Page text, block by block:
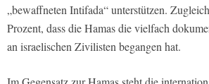
„bewaffneten Intifada“ unterstützen.
Prozent, dass die Hamas die vielfach
an israelischen Zivilisten begangen hat.